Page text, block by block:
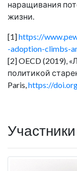
наращивания
жизни.
[1]https://
-adoption-climbs-
[2] OECD (2019),
политикой
Paris,https://